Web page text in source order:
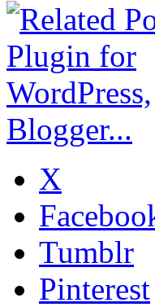
X
Tumblr
Pinterest